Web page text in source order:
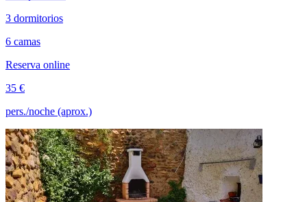
3 dormitorios
6 camas
Reserva online
35 €
pers./noche (aprox.)